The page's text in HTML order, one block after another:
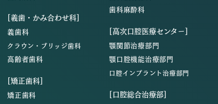
[義歯・かみ合わせ科]
義歯科
クラウン・ブリッジ歯科
高齢者歯科
[矯正歯科]
矯正歯科
歯科麻酔科
[高次口腔医療センター]
顎関節治療部門
顎口腔機能治療部門
口腔インプラント治療部門
[口腔総合治療部]